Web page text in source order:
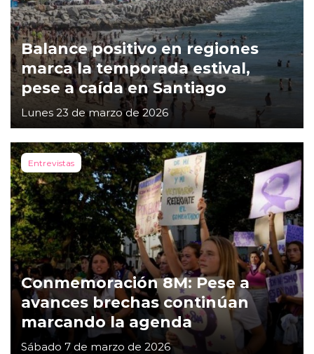
Balance positivo en regiones
marca la temporada estival,
pese a caída en Santiago
Lunes 23 de marzo de 2026
Entrevistas
Conmemoración 8M: Pese a
avances brechas continúan
marcando la agenda
Sábado 7 de marzo de 2026